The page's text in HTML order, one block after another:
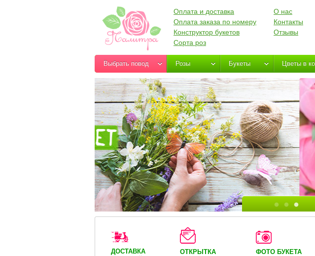
Оплата и доставка
Оплата заказа по номеру
Конструктор букетов
Сорта роз
О нас
Контакты
Отзывы
Выбрать повод Розы Букеты Цветы в
ДОСТАВКА
ОТКРЫТКА
ФОТО БУКЕТА